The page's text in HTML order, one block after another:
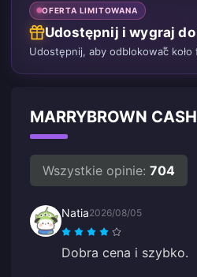
OFERTA LIMITOWANA
Udostępnij i wygraj
Udostępnij, aby odblokować koło
MARRYBROWN
Wszystkie opinie: 704
Natia2026/08/05
Dobra cena i szybko.